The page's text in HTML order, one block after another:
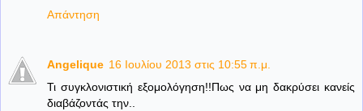
Απάντηση
Angelique 16 Ιουλίου 2013 στις 10:55 π.μ.
Τι συγκλονιστική εξομολόγηση!!Πως να μη δακρύσει κανείς
διαβάζοντάς την..